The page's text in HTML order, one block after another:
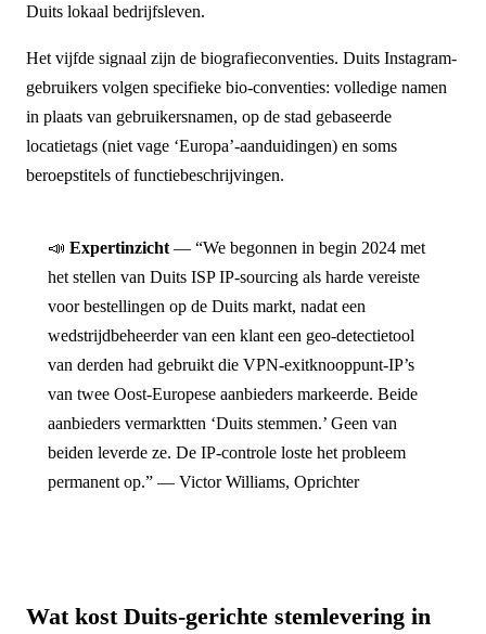
Duits lokaal bedrijfsleven.
Het vijfde signaal zijn de biografieconventies. Duits Instagram-
gebruikers volgen specifieke bio-conventies: volledige namen
in plaats van gebruikersnamen, op de stad gebaseerde
locatietags (niet vage ‘Europa’-aanduidingen) en soms
beroepstitels of functiebeschrijvingen.
📣 Expertinzicht — “We begonnen in begin 2024 met
het stellen van Duits ISP IP-sourcing als harde vereiste
voor bestellingen op de Duits markt, nadat een
wedstrijdbeheerder van een klant een geo-detectietool
van derden had gebruikt die VPN-exitknooppunt-IP’s
van twee Oost-Europese aanbieders markeerde. Beide
aanbieders vermarktten ‘Duits stemmen.’ Geen van
beiden leverde ze. De IP-controle loste het probleem
permanent op.” — Victor Williams, Oprichter
Wat kost Duits-gerichte stemlevering in